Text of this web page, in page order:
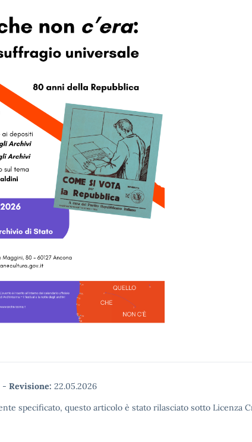
- Revisione: 22.05.2026
specificato, questo articolo è stato rilasciato sotto Licenza